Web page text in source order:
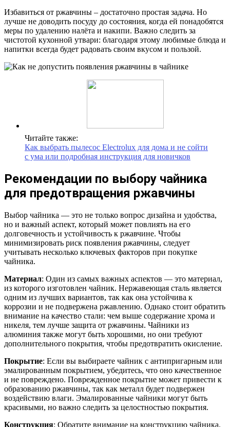
Избавиться от ржавчины – достаточно простая задача. Но
лучше не доводить посуду до состояния, когда ей понадобятся
меры по удалению налёта и накипи. Важно следить за
чистотой кухонной утвари: благодаря этому любимые блюда и
напитки всегда будет радовать своим вкусом и пользой.
Читайте также:
Как выбрать пылесос Electrolux для дома и не сойти
с ума или подробная инструкция для новичков
Рекомендации по выбору чайника
для предотвращения ржавчины
Выбор чайника — это не только вопрос дизайна и удобства,
но и важный аспект, который может повлиять на его
долговечность и устойчивость к ржавчине. Чтобы
минимизировать риск появления ржавчины, следует
учитывать несколько ключевых факторов при покупке
чайника.
Материал: Один из самых важных аспектов — это материал,
из которого изготовлен чайник. Нержавеющая сталь является
одним из лучших вариантов, так как она устойчива к
коррозии и не подвержена ржавлению. Однако стоит обратить
внимание на качество стали: чем выше содержание хрома и
никеля, тем лучше защита от ржавчины. Чайники из
алюминия также могут быть хорошими, но они требуют
дополнительного покрытия, чтобы предотвратить окисление.
Покрытие: Если вы выбираете чайник с антипригарным или
эмалированным покрытием, убедитесь, что оно качественное
и не повреждено. Поврежденное покрытие может привести к
образованию ржавчины, так как металл будет подвержен
воздействию влаги. Эмалированные чайники могут быть
красивыми, но важно следить за целостностью покрытия.
Конструкция: Обратите внимание на конструкцию чайника.